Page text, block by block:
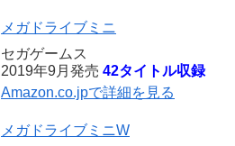
メガドライブミニ
セガゲームス
2019年9月発売 42タイトル収録
Amazon.co.jpで詳細を見る
メガドライブミニW